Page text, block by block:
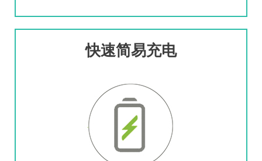
快速简易充电